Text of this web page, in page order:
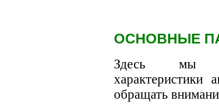
ОСНОВНЫЕ
Здесь мы
характеристики
обращать